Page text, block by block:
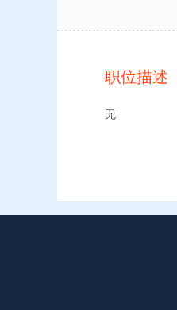
职位描述
无